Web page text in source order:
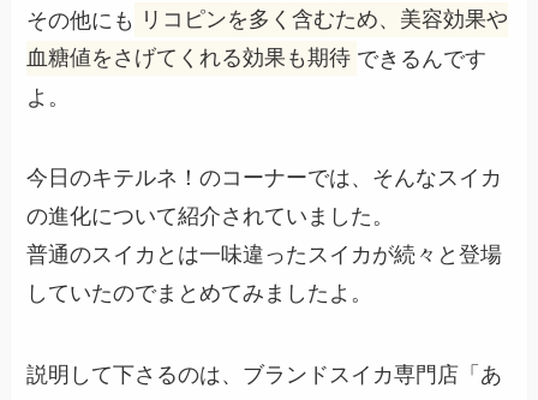
その他にも リコピンを多く含むため、美容効果や
血糖値をさげてくれる効果も期待 できるんです
よ。
今日のキテルネ！のコーナーでは、そんなスイカ
の進化について紹介されていました。
普通のスイカとは一味違ったスイカが続々と登場
していたのでまとめてみましたよ。
説明して下さるのは、ブランドスイカ専門店「あ